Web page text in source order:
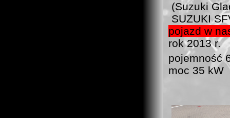
(Suzuki
SUZUKI
pojazd w
rok 2013 r.
pojemność
moc 35 kW